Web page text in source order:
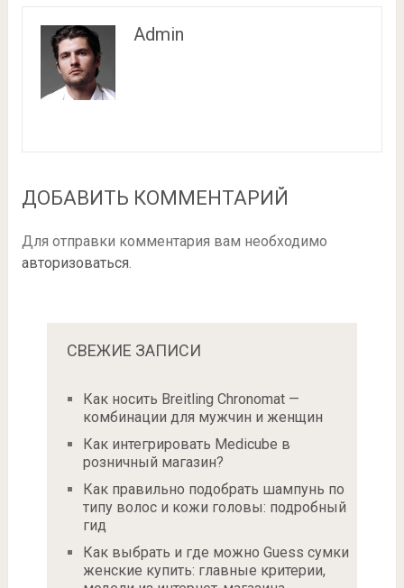
Admin
ДОБАВИТЬ КОММЕНТАРИЙ
Для отправки комментария вам необходимо
авторизоваться.
СВЕЖИЕ ЗАПИСИ
Как носить Breitling Chronomat —
комбинации для мужчин и женщин
Как интегрировать Medicube в
розничный магазин?
Как правильно подобрать шампунь по
типу волос и кожи головы: подробный
гид
Как выбрать и где можно Guess сумки
женские купить: главные критерии,